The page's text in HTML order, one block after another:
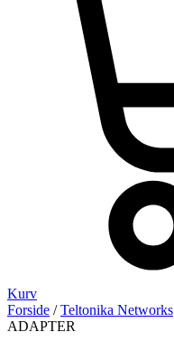
Kurv
Forside /Teltonika Networks
ADAPTER